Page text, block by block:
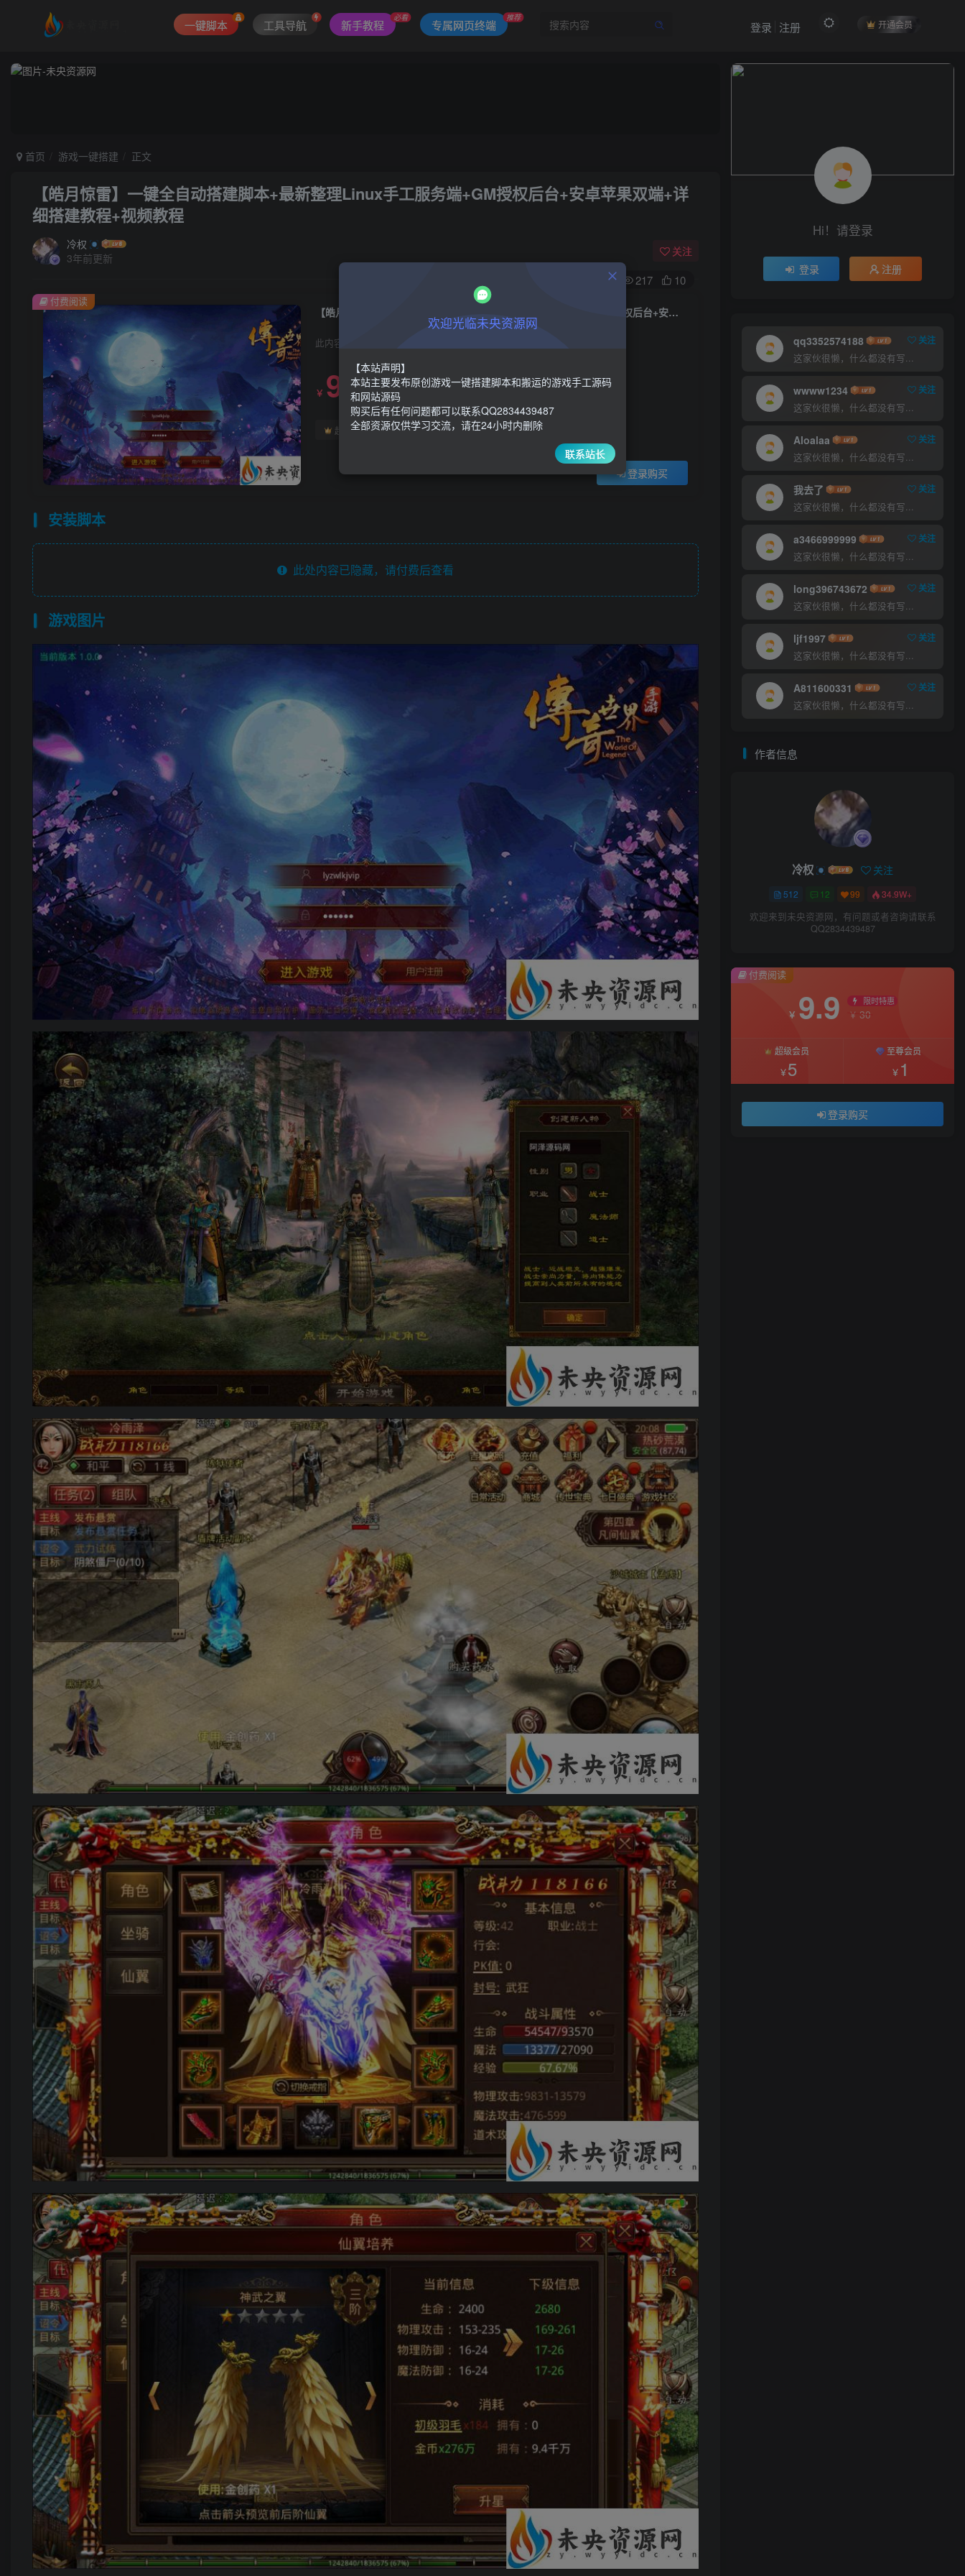
一键脚本 工具导航 新手教程
必看
专属网页终端
推荐
开通会员
登录 注册
首页 游戏一键搭建 正文
【皓月惊雷】一键全自动搭建脚本+最新整理Linux手工服务端+GM授权后台+安卓苹果双端+详
细搭建教程+视频教程
冷权
3年前更新
关注
0 217 10
【皓月惊雷】一键全自动搭建脚本+最新整理Linux手工服务端+GM授权后台+安卓苹果双端+详细搭建教程+视频教程
此内容为付费阅读，请付费后查看
￥ 9.9 限时特惠
￥30
超级会员￥5 至尊会员￥ 1
登录购买
付费阅读
安装脚本
此处内容已隐藏，请付费后查看
游戏图片
欢迎来到未央资源网，有问题或者咨询请联系
9.9 ￥ 30
￥
5 1
登录购买
Hi！请登录
登录 注册
qq3352574188
关注
这家伙很懒，什么都没有写...
wwww1234
关注
这家伙很懒，什么都没有写...
Aloalaa
关注
这家伙很懒，什么都没有写...
我去了
关注
这家伙很懒，什么都没有写...
a3466999999
关注
这家伙很懒，什么都没有写...
long396743672
关注
这家伙很懒，什么都没有写...
ljf1997
关注
这家伙很懒，什么都没有写...
A811600331
关注
这家伙很懒，什么都没有写...
作者信息
冷权 关注
512 12 99 34.9W+
欢迎来到未央资源网，有问题或者咨询请联系
QQ2834439487
付费阅读
￥ 9.9 限时特惠
￥ 30
超级会员
￥5
至尊会员
￥ 1
登录购买
欢迎光临未央资源网
【本站声明】
本站主要发布原创游戏一键搭建脚本和搬运的游戏手工源码
和网站源码
购买后有任何问题都可以联系QQ2834439487
全部资源仅供学习交流，请在24小时内删除
联系站长